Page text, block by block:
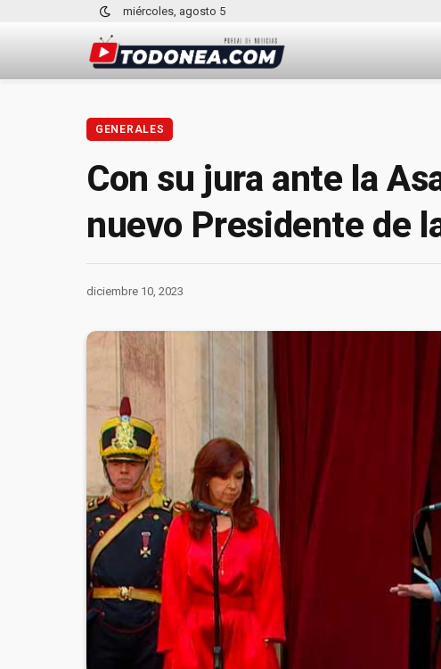
miércoles, agosto 5
GENERALES
Con su jura ante la
nuevo Presidente de
diciembre 10, 2023